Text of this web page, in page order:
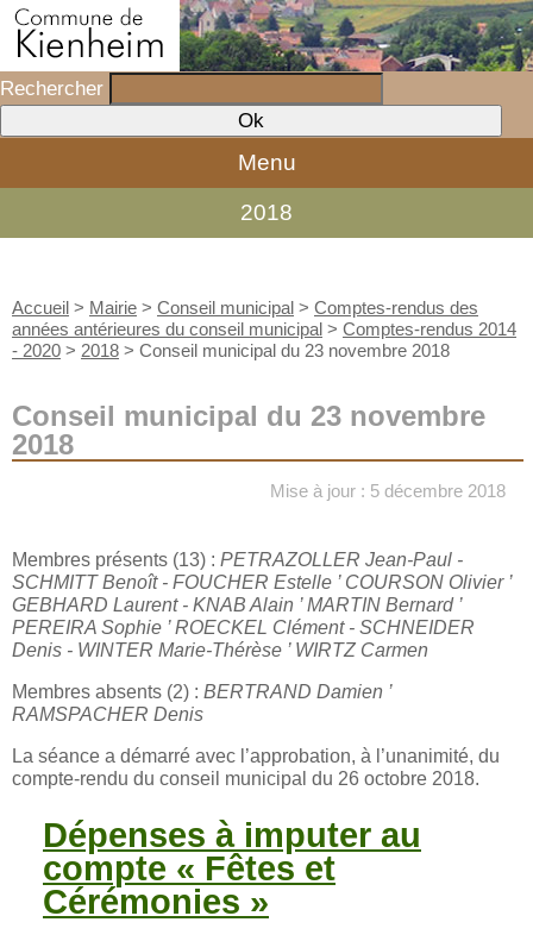
Rechercher
Menu
2018
Accueil > Mairie > Conseil municipal > Comptes-rendus des
années antérieures du conseil municipal > Comptes-rendus 2014
- 2020 > 2018 > Conseil municipal du 23 novembre 2018
Conseil municipal du 23 novembre
2018
Mise à jour : 5 décembre 2018
Membres présents (13) : PETRAZOLLER Jean-Paul -
SCHMITT Benoît - FOUCHER Estelle ’ COURSON Olivier ’
GEBHARD Laurent - KNAB Alain ’ MARTIN Bernard ’
PEREIRA Sophie ’ ROECKEL Clément - SCHNEIDER
Denis - WINTER Marie-Thérèse ’ WIRTZ Carmen
Membres absents (2) : BERTRAND Damien ’
RAMSPACHER Denis
La séance a démarré avec l’approbation, à l’unanimité, du
compte-rendu du conseil municipal du 26 octobre 2018.
Dépenses à imputer au
compte « Fêtes et
Cérémonies »